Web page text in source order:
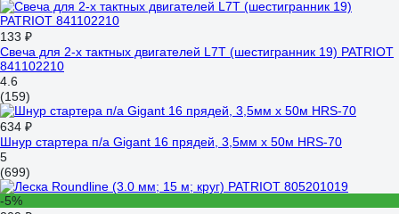
133 ₽
Свеча для 2-х тактных двигателей L7T (шестигранник 19) PATRIOT
841102210
4.6
(159)
634 ₽
Шнур стартера п/а Gigant 16 прядей, 3,5мм x 50м HRS-70
5
(699)
-5%